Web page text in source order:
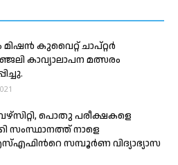
മിഷൻ കുവൈറ്റ് ചാപ്റ്റർ
കാവ്യാലാപന മത്സരം
പൊതു പരീക്ഷകളെ
സംസ്ഥാനത്ത് നാളെ
സമ്പൂർണ വിദ്യാഭ്യാസ